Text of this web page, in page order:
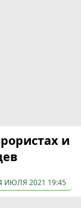
и
ИЮЛЯ 2021 19:45